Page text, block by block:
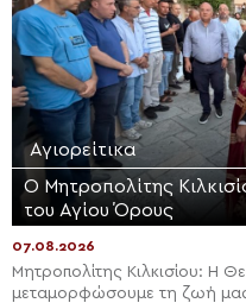
Αγιορείτικα
Ο Μητροπολίτης
του Αγίου Όρους
07.08.2026
Μητροπολίτης Κιλκισίου: Η
μεταμορφώσουμε τη ζωή